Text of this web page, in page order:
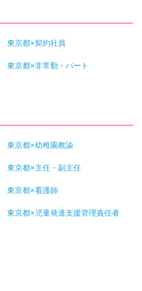
東京都×契約社員
東京都×非常勤・パート
東京都×幼稚園教諭
東京都×主任・副主任
東京都×看護師
東京都×児童発達支援管理責任者